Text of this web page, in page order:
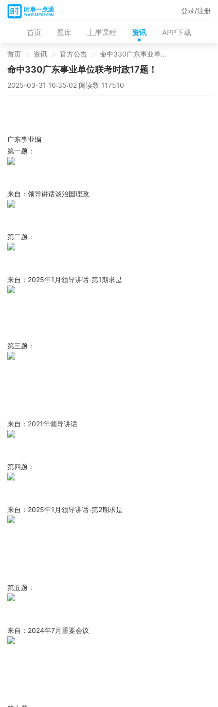
首页 题库 上岸课程 资讯 APP下载
登录/注册
首页 资讯 官方公告 命中330广东事业单位联考时政17题！
命中330广东事业单位联考时政17题！
2025-03-31 16:35:02 阅读数 117510
广东事业编
第一题：
来自：领导讲话谈治国理政
第二题：
来自：2025年1月领导讲话-第1期求是
第三题：
来自：2021年领导讲话
第四题：
来自：2025年1月领导讲话-第2期求是
第五题：
来自：2024年7月重要会议